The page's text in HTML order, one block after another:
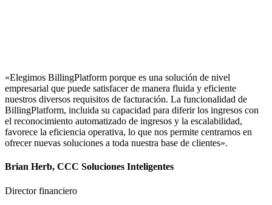
«Elegimos BillingPlatform porque es una solución de nivel
empresarial que puede satisfacer de manera fluida y eficiente
nuestros diversos requisitos de facturación. La funcionalidad de
BillingPlatform, incluida su capacidad para diferir los ingresos con
el reconocimiento automatizado de ingresos y la escalabilidad,
favorece la eficiencia operativa, lo que nos permite centrarnos en
ofrecer nuevas soluciones a toda nuestra base de clientes».
Brian Herb, CCC Soluciones Inteligentes
Director financiero